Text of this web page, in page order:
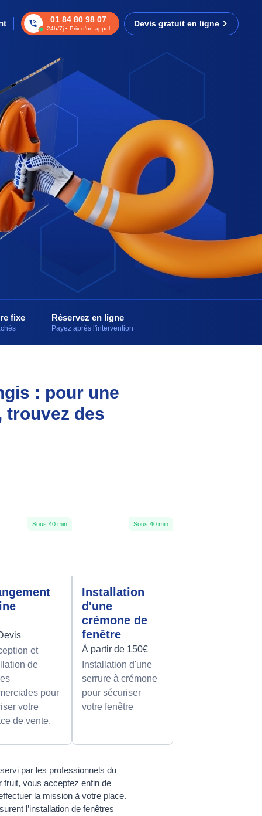
01 84 80 98 07
24h/7j • Prix d’un appel
Devis gratuit en ligne
fixe Réservez en ligne
Payez après l'intervention
: pour une
trouvez des
Sous 40 min
et
de
pour
votre
de vente.
Sous 40 min
Installation
d'une
crémone de
fenêtre
À partir de 150€
Installation d'une
serrure à crémone
pour sécuriser
votre fenêtre
par les professionnels du
fruit, vous acceptez enfin de
la mission à votre place.
l’installation de fenêtres